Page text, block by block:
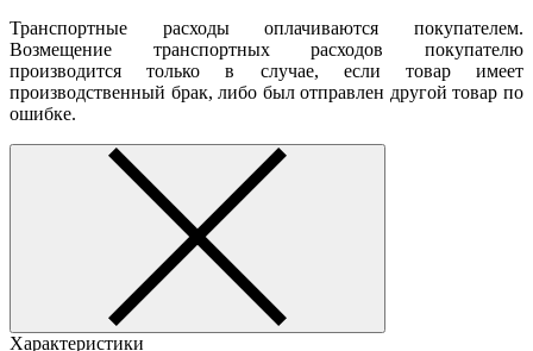
Транспортные расходы оплачиваются покупателем.
Возмещение транспортных расходов покупателю
производится только в случае, если товар имеет
производственный брак, либо был отправлен другой товар по
ошибке.
Характеристики